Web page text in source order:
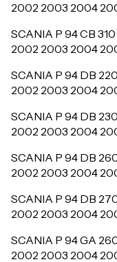
2002 2003 2004
SCANIA P 94 CB
2002 2003 2004
SCANIA P 94 DB
2002 2003 2004
SCANIA P 94 DB
2002 2003 2004
SCANIA P 94 DB
2002 2003 2004
SCANIA P 94 DB
2002 2003 2004
SCANIA P 94 GA
2002 2003 2004